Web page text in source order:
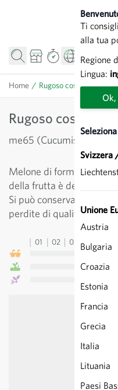
Ti
alla tua
Regione
Lingua:
Svizzera
Unione
Austria
Bulgaria
Croazia
Estonia
Francia
Grecia
Italia
Lituania
Paesi
Home / Rugoso cosenza giallo
Rugoso cosenza
me65 (Cucumis melo)
Melone di forma ellittica
della frutta è
Si può conservare come
perdite di qualità fino a 3
01 02 03 04 05